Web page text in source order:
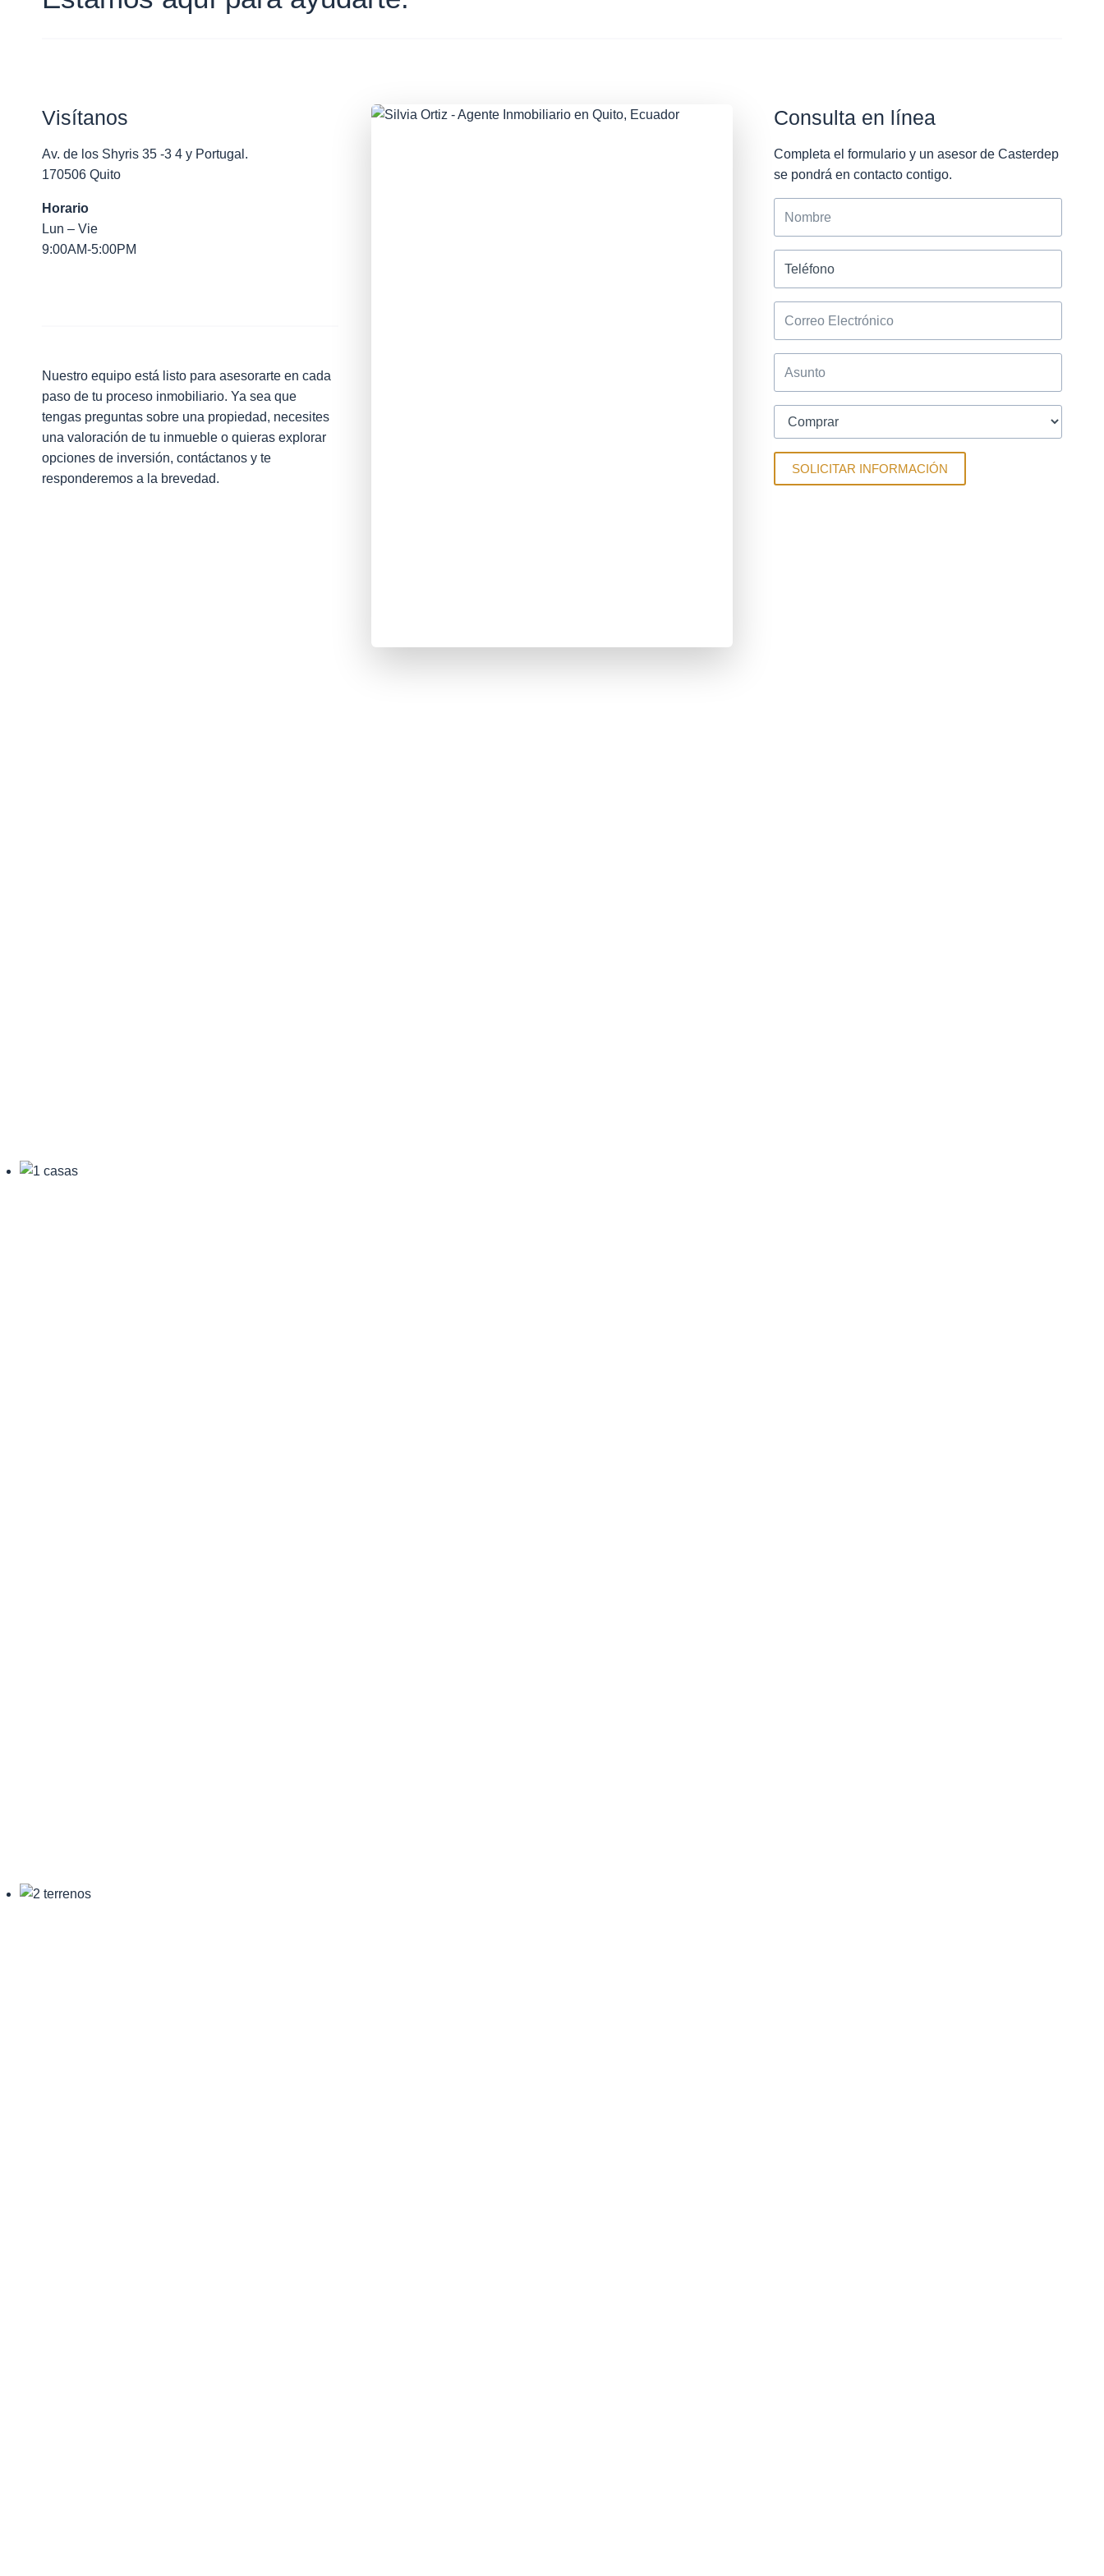
Visítanos
Av. de los Shyris 35 -3 4 y Portugal.
170506 Quito
Horario
Lun – Vie
9:00AM-5:00PM
Nuestro equipo está listo para asesorarte en cada
paso de tu proceso inmobiliario. Ya sea que
tengas preguntas sobre una propiedad, necesites
una valoración de tu inmueble o quieras explorar
opciones de inversión, contáctanos y te
responderemos a la brevedad.
Consulta en línea
Completa el formulario y un asesor de Casterdep
se pondrá en contacto contigo.
SOLICITAR INFORMACIÓN